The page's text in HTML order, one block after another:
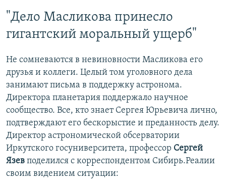
"Дело Масликова принесло
гигантский моральный ущерб"
Не сомневаются в невиновности Масликова его
друзья и коллеги. Целый том уголовного дела
занимают письма в поддержку астронома.
Директора планетария поддержало научное
сообщество. Все, кто знает Сергея Юрьевича лично,
подтверждают его бескорыстие и преданность делу.
Директор астрономической обсерватории
Иркутского госуниверситета, профессор Сергей
Язев поделился с корреспондентом Сибирь.Реалии
своим видением ситуации: